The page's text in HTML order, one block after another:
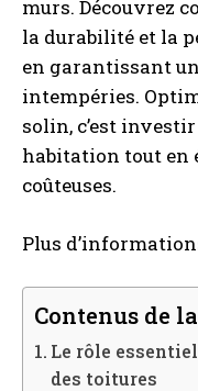
murs. Découvrez
la durabilité et la
en garantissant
intempéries.
solin, c’est
habitation tout en
coûteuses.
Plus
Contenus de
Le rôle
des toitures